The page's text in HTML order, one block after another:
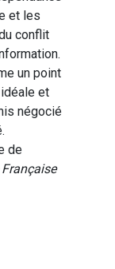
et les
conflit
un point
et
négocié
de
Française